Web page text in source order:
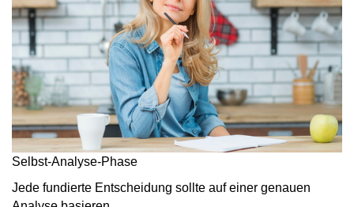
Selbst-Analyse-Phase
Jede fundierte Entscheidung sollte auf einer genauen